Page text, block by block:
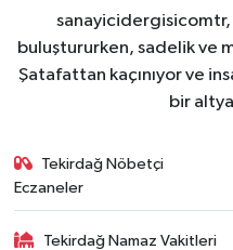
sanayicidergisicomtr,
buluştururken, sadelik ve
Şatafattan kaçınıyor ve
bir
Tekirdağ Nöbetçi
Eczaneler
Tekirdağ Namaz Vakitleri